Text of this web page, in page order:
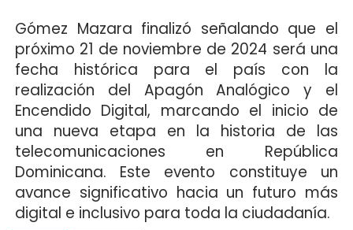
Gómez Mazara finalizó señalando que el
próximo 21 de noviembre de 2024 será una
fecha histórica para el país con la
realización del Apagón Analógico y el
Encendido Digital, marcando el inicio de
una nueva etapa en la historia de las
telecomunicaciones en República
Dominicana. Este evento constituye un
avance significativo hacia un futuro más
digital e inclusivo para toda la ciudadanía.